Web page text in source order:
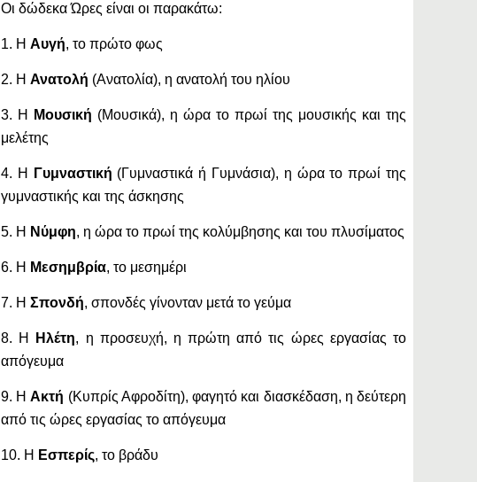
Οι δώδεκα Ώρες είναι οι παρακάτω:
1. Η Αυγή, το πρώτο φως
2. Η Ανατολή (Ανατολία), η ανατολή του ηλίου
3. Η Μουσική (Μουσικά), η ώρα το πρωί της μουσικής και της
μελέτης
4. Η Γυμναστική (Γυμναστικά ή Γυμνάσια), η ώρα το πρωί της
γυμναστικής και της άσκησης
5. Η Νύμφη, η ώρα το πρωί της κολύμβησης και του πλυσίματος
6. Η Μεσημβρία, το μεσημέρι
7. Η Σπονδή, σπονδές γίνονταν μετά το γεύμα
8. Η Ηλέτη, η προσευχή, η πρώτη από τις ώρες εργασίας το
απόγευμα
9. ΗΑκτή (Κυπρίς Αφροδίτη), φαγητό και διασκέδαση, η δεύτερη
από τις ώρες εργασίας το απόγευμα
10. Η Εσπερίς, το βράδυ